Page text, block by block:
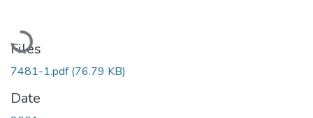
Loading...
Files
7481-1.pdf(76.79 KB)
Date